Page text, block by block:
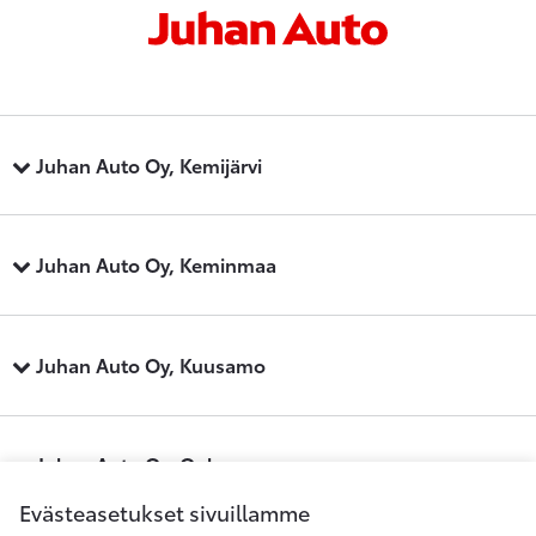
Juhan Auto Oy, Kemijärvi
Juhan Auto Oy, Keminmaa
Juhan Auto Oy, Kuusamo
Juhan Auto Oy, Oulu
Evästeasetukset sivuillamme